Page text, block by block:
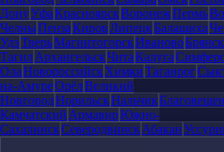
ДонуУфаКрасноярскВоронежПермь
ЧелныПензаКировЛипецкБалашиха
УдэТверьМагнитогорскИвановоБрянск
ТагилАрхангельскЧитаКалуга
ОлаНовороссийскХимкиТаганрог
на-АмуреОрёлВеликий
НовгородНорильскНальчик
Камчатский АрмавирЮжно-
СахалинскСеверодвинскАбакан